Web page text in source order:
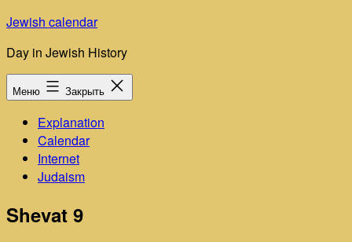
Перейти
содержимому
Jewish calendar
Day in Jewish History
Меню Закрыть
Explanation
Calendar
Internet
Judaism
Shevat 9